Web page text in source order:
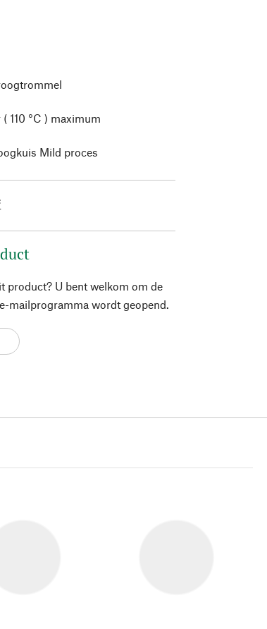
110 °C ) maximum
Mild proces
product? U bent welkom om de
mailprogramma wordt geopend.